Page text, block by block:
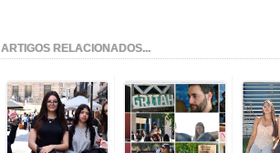
ARTIGOS RELACIONADOS...